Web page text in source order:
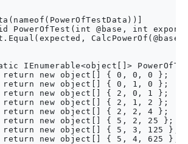
PowerOfTest(int @base, int
CalcPowerOf(@base,
IEnumerable<object[]>
new object[] { 0, 0, 0 };
new object[] { 0, 1, 0 };
new object[] { 2, 0, 1 };
new object[] { 2, 1, 2 };
new object[] { 2, 2, 4 };
new object[] { 5, 2, 25 };
new object[] { 5, 3, 125 };
new object[] { 5, 4, 625 };